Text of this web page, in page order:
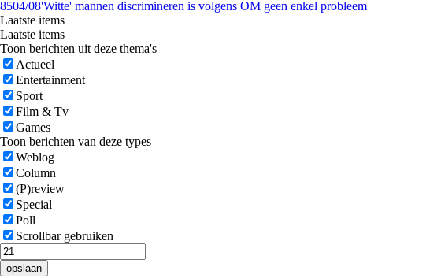
8504/08'Witte' mannen discrimineren is volgens OM geen enkel probleem
Laatste items
Laatste items
Toon berichten uit deze thema's
Actueel
Entertainment
Sport
Film & Tv
Games
Toon berichten van deze types
Weblog
Column
(P)review
Special
Poll
Scrollbar gebruiken
opslaan